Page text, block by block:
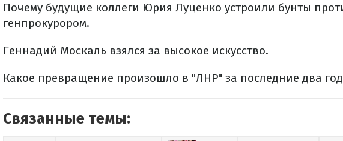
Почему будущие коллеги Юрия Луценко устроили бунты
генпрокурором.
Геннадий Москаль взялся за высокое искусство.
Какое превращение произошло в "ЛНР" за последние два
Связанные темы: